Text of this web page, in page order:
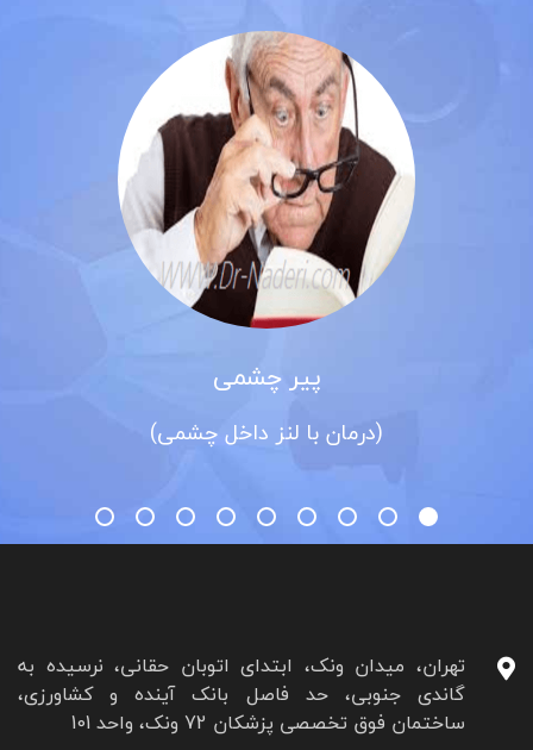
پیر چشمی
(درمان با لنز داخل چشمی)
تهران، میدان ونک، ابتدای اتوبان حقانی، نرسیده به
گاندی جنوبی، حد فاصل بانک آینده و کشاورزی،
ساختمان فوق تخصصی پزشکان 72 ونک، واحد 101